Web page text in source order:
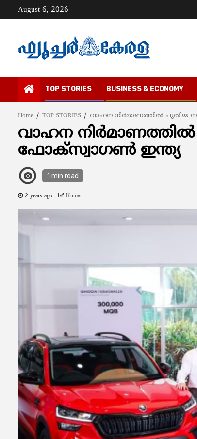
August 6, 2026
TOP STORIES BUSINESS & ECONOMY
Home TOP STORIES വാഹന നിര്‍മാണത്തില്‍ പുതിയ
വാഹന നിര്‍മാണത്തില്‍
ഫോക്സ്വാഗണ്‍ ഇന്ത്യ
1 min read
2 years ago Kumar